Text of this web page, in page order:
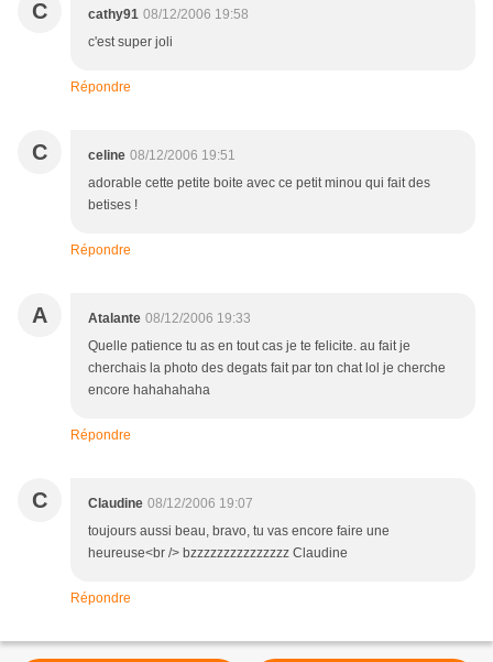
C cathy91 08/12/2006 19:58
c'est super joli
Répondre
C celine 08/12/2006 19:51
adorable cette petite boite avec ce petit minou qui fait des
betises !
Répondre
A Atalante 08/12/2006 19:33
Quelle patience tu as en tout cas je te felicite. au fait je
cherchais la photo des degats fait par ton chat lol je cherche
encore hahahahaha
Répondre
C Claudine 08/12/2006 19:07
toujours aussi beau, bravo, tu vas encore faire une
heureuse<br /> bzzzzzzzzzzzzzzz Claudine
Répondre